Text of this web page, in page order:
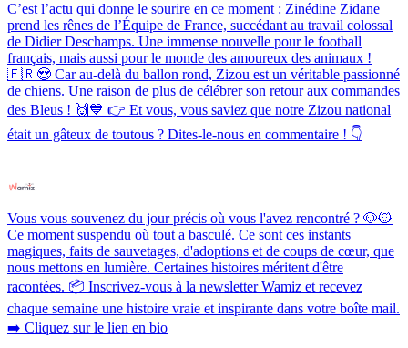
C’est l’actu qui donne le sourire en ce moment : Zinédine Zidane
prend les rênes de l’Équipe de France, succédant au travail colossal
de Didier Deschamps. Une immense nouvelle pour le football
français, mais aussi pour le monde des amoureux des animaux !
🇫🇷😍 Car au-delà du ballon rond, Zizou est un véritable passionné
de chiens. Une raison de plus de célébrer son retour aux commandes
des Bleus ! 🙌💙 👉 Et vous, vous saviez que notre Zizou national
était un gâteux de toutous ? Dites-le-nous en commentaire ! 👇
Vous vous souvenez du jour précis où vous l'avez rencontré ? 🐶🐱
Ce moment suspendu où tout a basculé. Ce sont ces instants
magiques, faits de sauvetages, d'adoptions et de coups de cœur, que
nous mettons en lumière. Certaines histoires méritent d'être
racontées. 📦 Inscrivez-vous à la newsletter Wamiz et recevez
chaque semaine une histoire vraie et inspirante dans votre boîte mail.
➡️ Cliquez sur le lien en bio